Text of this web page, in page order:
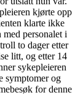
kjørte opp
klarte ikke
personalet i
to dager etter
litt, og etter 14
sykepleieren
symptomer og
for denne